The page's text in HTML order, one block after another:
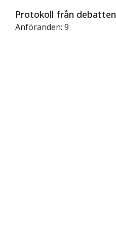
Protokoll från debatten
Anföranden: 9